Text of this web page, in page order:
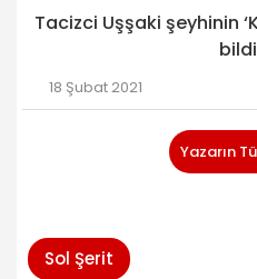
Tacizci Uşşaki şeyhinin
18 Şubat 2021
Yazarın
Sol Şerit